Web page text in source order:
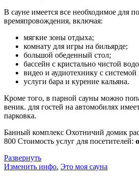
В сауне имеется все необходимое для
времяпровождения, включая:
мягкие зоны отдыха;
комнату для игры на бильярде;
большой обеденный стол;
бассейн с кристально чистой
видео и аудиотехнику с системой
услуги бара и курение кальяна.
Кроме того, в парной сауны можно
веник. для гостей на автомобилях
парковка.
Банный комплекс Охотничий домик
800 Стоимость услуг для посетителей:
Развернуть
Изменить инфо. Это моя сауна